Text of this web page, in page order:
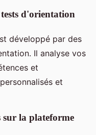
d'orientation
développé par des
Il analyse vos
et
et
sur la plateforme